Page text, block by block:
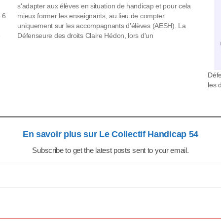
6
s'adapter aux élèves en situation de handicap et pour cela
mieux former les enseignants, au lieu de compter
uniquement sur les accompagnants d'élèves (AESH). La
Défenseure des droits Claire Hédon, lors d'un
les
En savoir plus sur Le Collectif Handicap 54
Subscribe to get the latest posts sent to your email.